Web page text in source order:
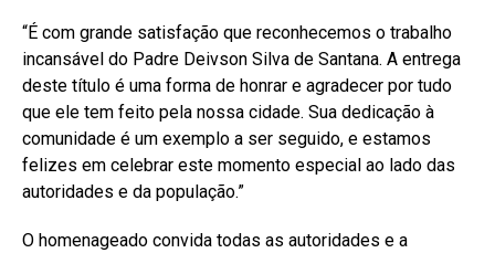
“É com grande satisfação que reconhecemos o trabalho
incansável do Padre Deivson Silva de Santana. A entrega
deste título é uma forma de honrar e agradecer por tudo
que ele tem feito pela nossa cidade. Sua dedicação à
comunidade é um exemplo a ser seguido, e estamos
felizes em celebrar este momento especial ao lado das
autoridades e da população.”
O homenageado convida todas as autoridades e a